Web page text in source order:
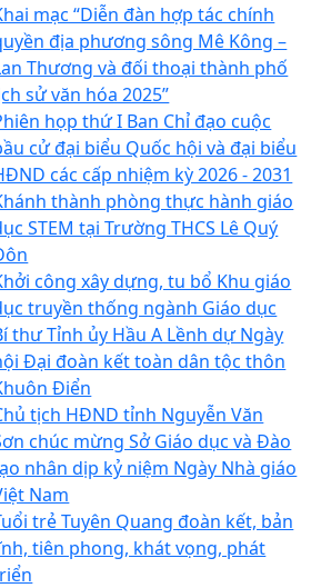
mạc “Diễn đàn hợp tác chính
địa phương sông Mê Kông –
Thương và đối thoại thành phố
sử văn hóa 2025”
họp thứ I Ban Chỉ đạo cuộc
cử đại biểu Quốc hội và đại biểu
các cấp nhiệm kỳ 2026 - 2031
thành phòng thực hành giáo
STEM tại Trường THCS Lê Quý
công xây dựng, tu bổ Khu giáo
truyền thống ngành Giáo dục
thư Tỉnh ủy Hầu A Lềnh dự Ngày
Đại đoàn kết toàn dân tộc thôn
Điển
tịch HĐND tỉnh Nguyễn Văn
chúc mừng Sở Giáo dục và Đào
nhân dịp kỷ niệm Ngày Nhà giáo
Nam
trẻ Tuyên Quang đoàn kết, bản
tiên phong, khát vọng, phát